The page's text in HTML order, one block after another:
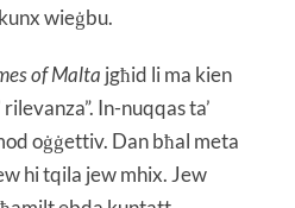
wieġbu.
of Malta jgħid li ma kien
In-nuqqas ta’
oġġettiv. Dan bħal meta
hi tqila jew mhix. Jew